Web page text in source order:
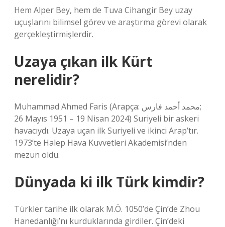
Hem Alper Bey, hem de Tuva Cihangir Bey uzay
uçuşlarını bilimsel görev ve araştırma görevi olarak
gerçekleştirmişlerdir.
Uzaya çıkan ilk Kürt
nerelidir?
Muhammad Ahmed Faris (Arapça: محمد أحمد فارس‎;
26 Mayıs 1951 – 19 Nisan 2024) Suriyeli bir askeri
havacıydı. Uzaya uçan ilk Suriyeli ve ikinci Arap’tır.
1973’te Halep Hava Kuvvetleri Akademisi’nden
mezun oldu.
Dünyada ki ilk Türk kimdir?
Türkler tarihe ilk olarak M.Ö. 1050’de Çin’de Zhou
Hanedanlığı’nı kurduklarında girdiler. Çin’deki